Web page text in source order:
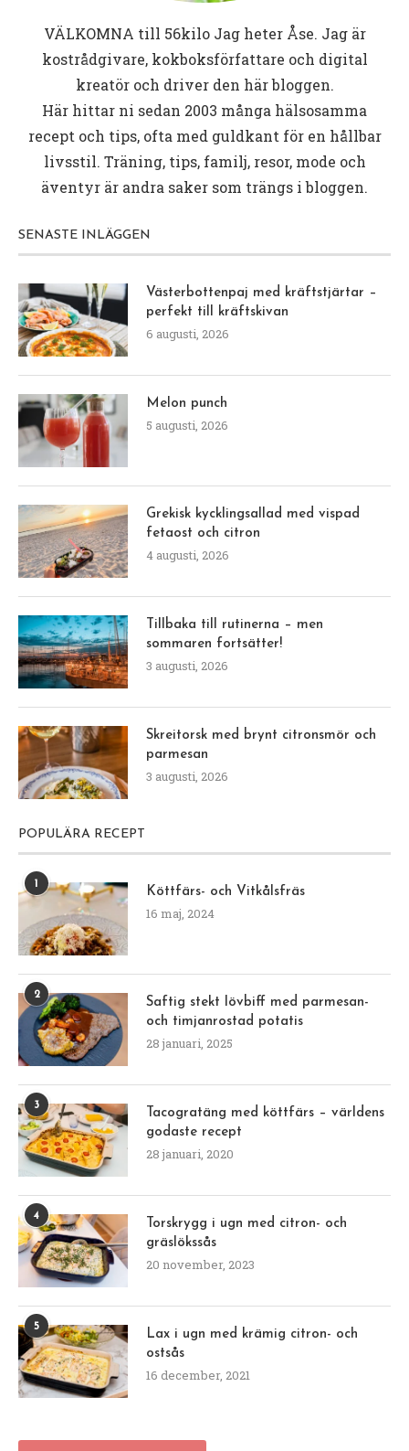
VÄLKOMNA till 56kiloJag heter Åse. Jag är
kostrådgivare, kokboksförfattare och digital
kreatör och driver den här bloggen.
Här hittar ni sedan 2003 många hälsosamma
recept och tips, ofta med guldkant för en hållbar
livsstil. Träning, tips, familj, resor, mode och
äventyr är andra saker som trängs i bloggen.
SENASTE INLÄGGEN
Västerbottenpaj med kräftstjärtar –
perfekt till kräftskivan
6 augusti, 2026
Melon punch
5 augusti, 2026
Grekisk kycklingsallad med vispad
fetaost och citron
4 augusti, 2026
Tillbaka till rutinerna – men
sommaren fortsätter!
3 augusti, 2026
Skreitorsk med brynt citronsmör och
parmesan
3 augusti, 2026
POPULÄRA RECEPT
1
Köttfärs- och Vitkålsfräs
16 maj, 2024
2
Saftig stekt lövbiff med parmesan-
och timjanrostad potatis
28 januari, 2025
3
Tacogratäng med köttfärs – världens
godaste recept
28 januari, 2020
4
Torskrygg i ugn med citron- och
gräslökssås
20 november, 2023
5
Lax i ugn med krämig citron- och
ostsås
16 december, 2021